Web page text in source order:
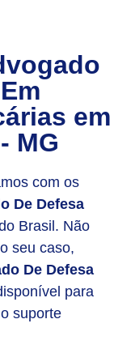
em
MG
com os
De Defesa
Brasil. Não
seu caso,
De Defesa
para
suporte